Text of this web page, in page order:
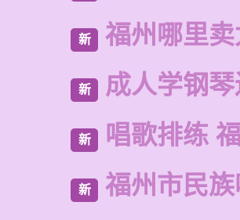
新 福州哪里
新 成人学钢
新 唱歌排练
新 福州市民